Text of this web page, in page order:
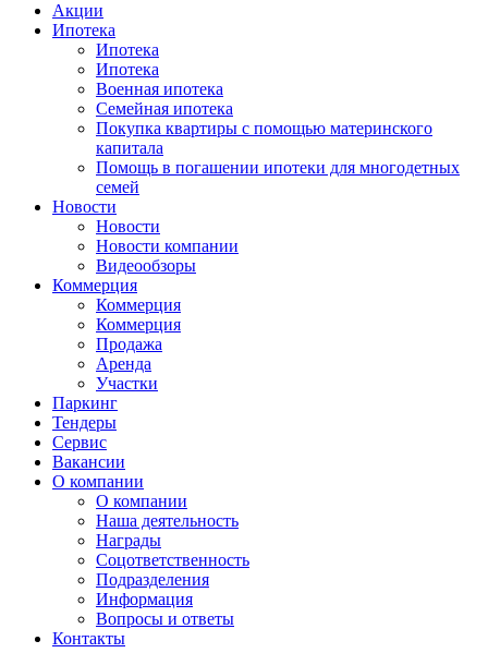
Акции
Ипотека
Ипотека
Ипотека
Военная ипотека
Семейная ипотека
Покупка квартиры с помощью материнского
капитала
Помощь в погашении ипотеки для многодетных
семей
Новости
Новости
Новости компании
Видеообзоры
Коммерция
Коммерция
Коммерция
Продажа
Аренда
Участки
Паркинг
Тендеры
Сервис
Вакансии
О компании
О компании
Наша деятельность
Награды
Соцответственность
Подразделения
Информация
Вопросы и ответы
Контакты